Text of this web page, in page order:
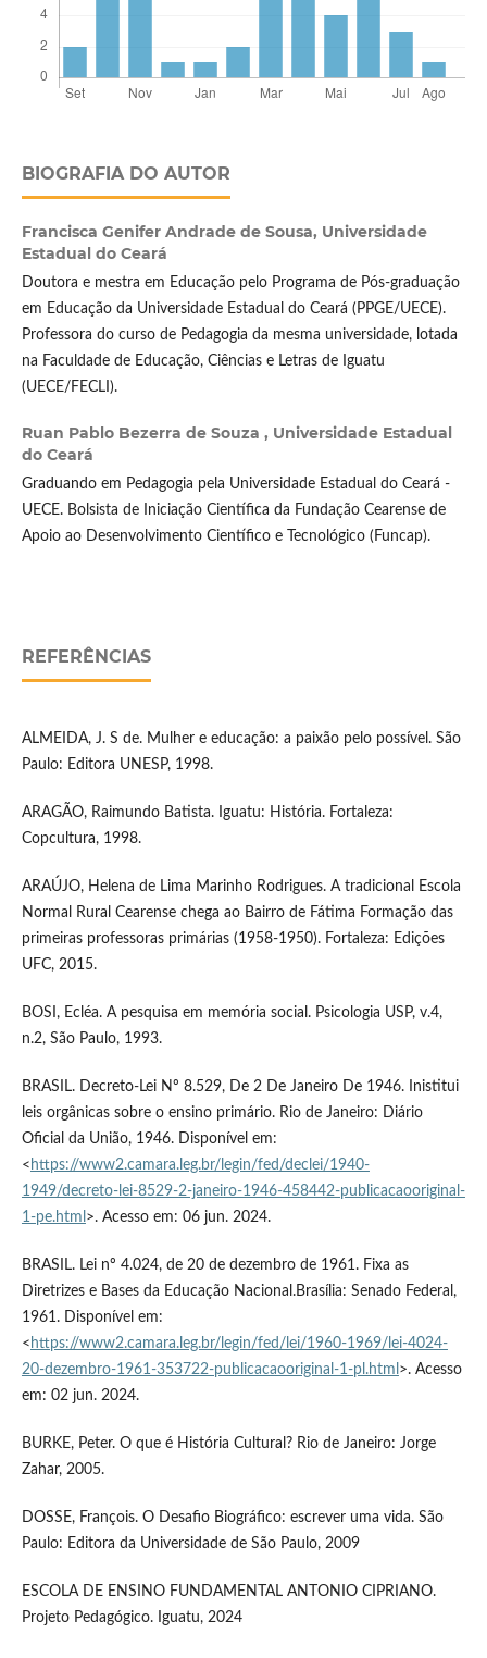
BIOGRAFIA DO AUTOR
Francisca Genifer Andrade de Sousa, Universidade
Estadual do Ceará
Doutora e mestra em Educação pelo Programa de Pós-graduação
em Educação da Universidade Estadual do Ceará (PPGE/UECE).
Professora do curso de Pedagogia da mesma universidade, lotada
na Faculdade de Educação, Ciências e Letras de Iguatu
(UECE/FECLI).
Ruan Pablo Bezerra de Souza , Universidade Estadual
do Ceará
Graduando em Pedagogia pela Universidade Estadual do Ceará -
UECE. Bolsista de Iniciação Científica da Fundação Cearense de
Apoio ao Desenvolvimento Científico e Tecnológico (Funcap).
REFERÊNCIAS
ALMEIDA, J. S de. Mulher e educação: a paixão pelo possível. São
Paulo: Editora UNESP, 1998.
ARAGÃO, Raimundo Batista. Iguatu: História. Fortaleza:
Copcultura, 1998.
ARAÚJO, Helena de Lima Marinho Rodrigues. A tradicional Escola
Normal Rural Cearense chega ao Bairro de Fátima Formação das
primeiras professoras primárias (1958-1950). Fortaleza: Edições
UFC, 2015.
BOSI, Ecléa. A pesquisa em memória social. Psicologia USP, v.4,
n.2, São Paulo, 1993.
BRASIL. Decreto-Lei Nº 8.529, De 2 De Janeiro De 1946. Inistitui
leis orgânicas sobre o ensino primário. Rio de Janeiro: Diário
Oficial da União, 1946. Disponível em:
< https://www2.camara.leg.br/legin/fed/declei/1940-
1949/decreto-lei-8529-2-janeiro-1946-458442-publicacaooriginal-
1-pe.html >. Acesso em: 06 jun. 2024.
BRASIL. Lei nº 4.024, de 20 de dezembro de 1961. Fixa as
Diretrizes e Bases da Educação Nacional.Brasília: Senado Federal,
1961. Disponível em:
< https://www2.camara.leg.br/legin/fed/lei/1960-1969/lei-4024-
20-dezembro-1961-353722-publicacaooriginal-1-pl.html >. Acesso
em: 02 jun. 2024.
BURKE, Peter. O que é História Cultural? Rio de Janeiro: Jorge
Zahar, 2005.
DOSSE, François. O Desafio Biográfico: escrever uma vida. São
Paulo: Editora da Universidade de São Paulo, 2009
ESCOLA DE ENSINO FUNDAMENTAL ANTONIO CIPRIANO.
Projeto Pedagógico. Iguatu, 2024